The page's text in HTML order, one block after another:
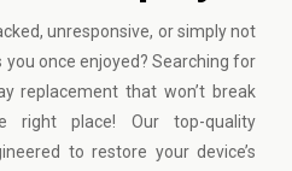
unresponsive, or simply not
once enjoyed? Searching for
replacement that won’t break
right place! Our top-quality
to restore your device’s